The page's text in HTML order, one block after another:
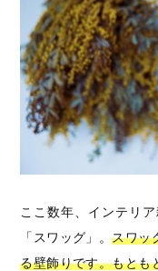
ここ数年、インテリ
「スワッグ」。スワッ
る壁飾りです。もとも